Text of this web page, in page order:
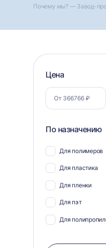
Почему мы? — Завод-
Фильтр
по
Цена
По назначению
Для полимеров
Для пластика
Для пленки
Для пэт
Для